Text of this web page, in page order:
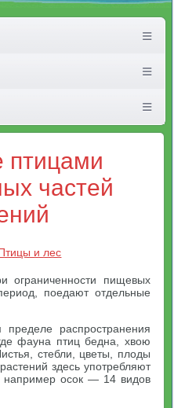
птицами
частей
и лес
ограниченности пищевых
поедают отдельные
распространения
фауна птиц бедна, хвою
стебли, цветы, плоды
здесь употребляют
осок — 14 видов